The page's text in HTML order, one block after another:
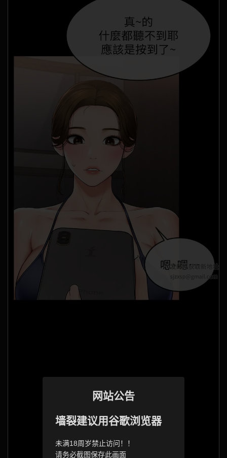
网站公告
墙裂建议用谷歌浏览器
未满18周岁禁止访问！！
请务必截图保存此画面